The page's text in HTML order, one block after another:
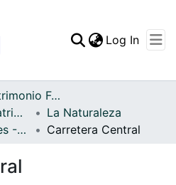
Statistics
Log In
Archivo del Patrimonio Fotográfico y Fílmico del Valle del Cauca
Fondo Archivo del Patrimonio Fotográfico y Fílmico del Valle del Cauca
La Naturaleza
APFFVC - Los Paisajes - Patrimonial
Carretera Central